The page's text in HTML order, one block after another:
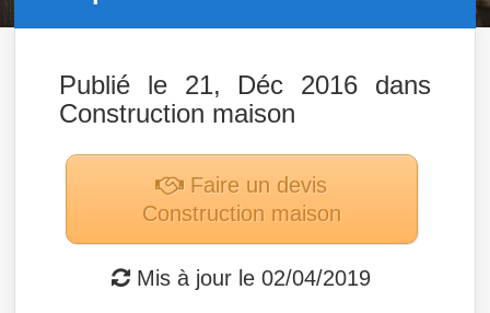
Publié le 21, Déc 2016 dans
Construction maison
Faire un devis
Construction maison
Mis à jour le02/04/2019